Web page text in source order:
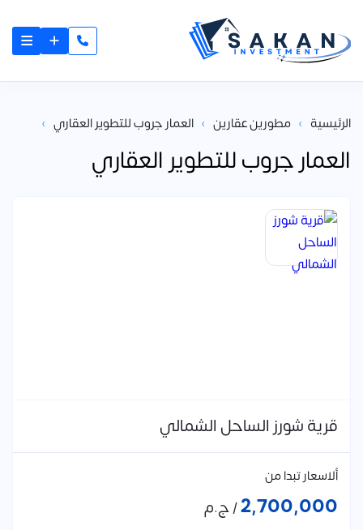
≡
الرئيسية › مطورين عقارين › العمار جروب للتطوير العقاري ›
العمار جروب للتطوير العقاري
قرية شورز الساحل الشمالي
ألاسعار تبدا من
2,700,000/ ج.م